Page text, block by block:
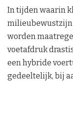
In tijden waarin
milieubewustzijn
worden
voetafdruk
een hybride
gedeeltelijk, bij